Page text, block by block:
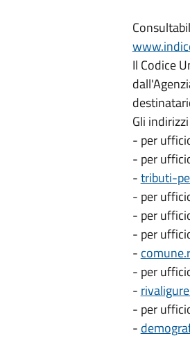
Il Codice
Gli
- per
- per
-tributi-
- per
- per
- per
-
- per
-
- per
-